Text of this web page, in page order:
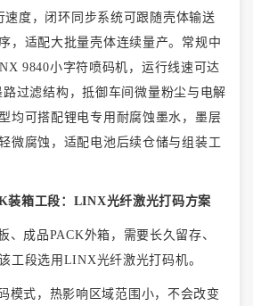
速度，闭环同步系统可跟随壳体输送
，适配大批量壳体连续量产。常规中
9840小字符喷码机，运行线速可达
过滤结构，抵御车间微量粉尘与电解
均可搭配锂电专用耐腐蚀墨水，墨层
微腐蚀，适配电池后续仓储与组装工
装箱工段：LINX光纤激光打码方案
、成品PACK外箱，需要长久留存、
工段选用LINX光纤激光打码机。
模式，热影响区域范围小，不会改变